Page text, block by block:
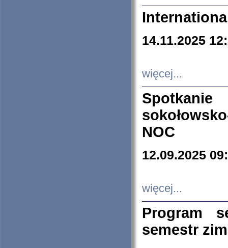
14.11.2025
więcej...
NOC
12.09.2025
więcej...
Program
semestr